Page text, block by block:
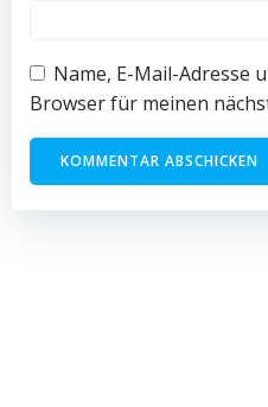
Name, E-Mail-Adresse
Browser für meinen